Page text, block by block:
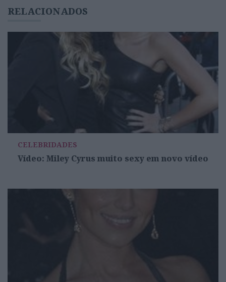
RELACIONADOS
CELEBRIDADES
Vídeo: Miley Cyrus muito sexy em novo vídeo